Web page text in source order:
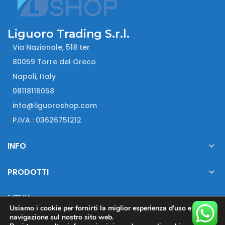
Liguoro Trading S.r.l.
Via Nazionale, 518 ter
80059 Torre del Greco
Napoli, Italy
08118116058
info@liguoroshop.com
P.IVA : 03626751212
INFO
PRODOTTI
MENU
Usiamo i cookie per fornirti la miglior esperienza d'uso e
navigazione sul nostro sito web.